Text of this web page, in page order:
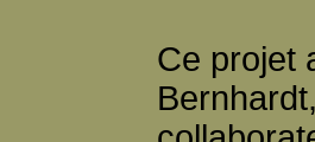
Ce projet